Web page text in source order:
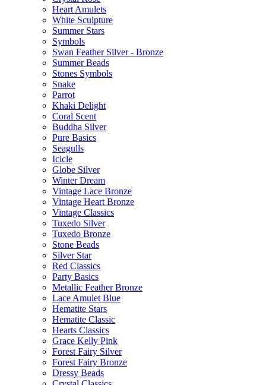
Heart Amulets
White Sculpture
Summer Stars
Symbols
Swan Feather Silver - Bronze
Summer Beads
Stones Symbols
Snake
Parrot
Khaki Delight
Coral Scent
Buddha Silver
Pure Basics
Seagulls
Icicle
Globe Silver
Winter Dream
Vintage Lace Bronze
Vintage Heart Bronze
Vintage Classics
Tuxedo Silver
Tuxedo Bronze
Stone Beads
Silver Star
Red Classics
Party Basics
Metallic Feather Bronze
Lace Amulet Blue
Hematite Stars
Hematite Classic
Hearts Classics
Grace Kelly Pink
Forest Fairy Silver
Forest Fairy Bronze
Dressy Beads